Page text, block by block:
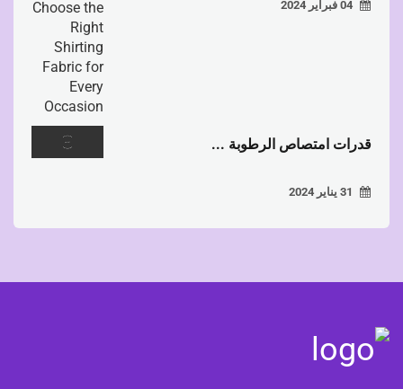
قدرات امتصاص الرطوبة ...